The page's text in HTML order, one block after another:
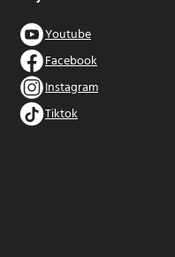
Youtube
Facebook
Instagram
Tiktok